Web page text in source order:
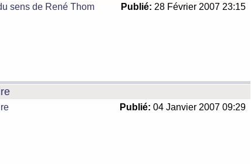
sens de René Thom Publié: 28 Février 2007 23:15
Publié: 04 Janvier 2007 09:29